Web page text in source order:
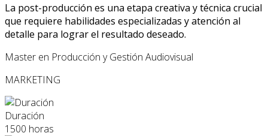
La post-producción es una etapa creativa y técnica crucial
que requiere habilidades especializadas y atención al
detalle para lograr el resultado deseado.
Master en Producción y Gestión Audiovisual
MARKETING
Duración
1500 horas